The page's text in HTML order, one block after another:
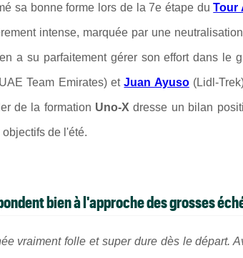
sa bonne forme lors de la 7e étape duTour
intense, marquée par une
a su parfaitement gérer son effort dans le
Team Emirates) etJuan Ayuso(Lidl-
de la formation Uno-Xdresse un bilan
de l'été.
bien à l'approche des grosses
vraiment folle et super dure dès le départ.